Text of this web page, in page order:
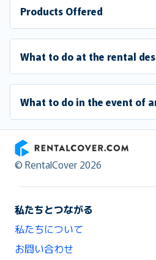
Products Offered
What to do at the rental
What to do in the event of
RentalCover
© RentalCover 2026
私たちとつながる
私たちについて
お問い合わせ